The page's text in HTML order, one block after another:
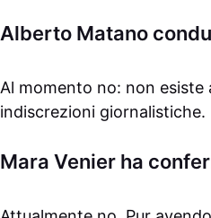
Alberto Matano
Al momento no: non esiste
indiscrezioni giornalistiche.
Mara Venier ha